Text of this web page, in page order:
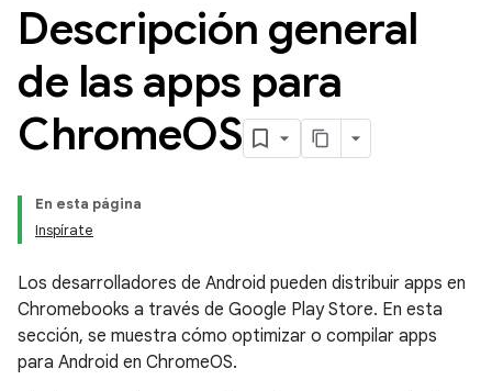
Descripción general
de las apps para
ChromeOS
En esta página
Inspírate
Los desarrolladores de Android pueden distribuir apps en
Chromebooks a través de Google Play Store. En esta
sección, se muestra cómo optimizar o compilar apps
para Android en ChromeOS.